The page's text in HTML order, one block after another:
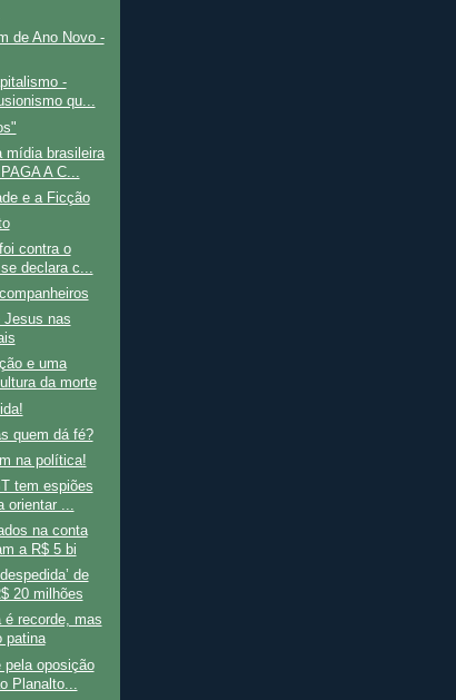
de Ano Novo -
-
qu...
mídia brasileira
A C...
e a Ficção
contra o
declara c...
Jesus nas
e uma
da morte
quem dá fé?
na política!
tem espiões
orientar ...
na conta
a R$ 5 bi
de
20 milhões
é recorde, mas
patina
pela oposição
Planalto...